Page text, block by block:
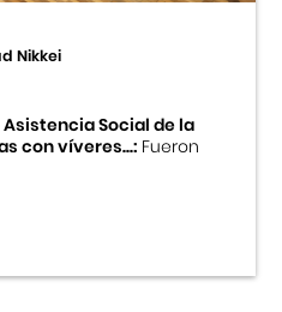
Nikkei
Social de la
con víveres...:Fueron